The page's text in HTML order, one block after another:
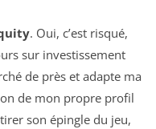
. Oui, c’est risqué,
sur investissement
de près et adapte ma
de mon propre profil
son épingle du jeu,